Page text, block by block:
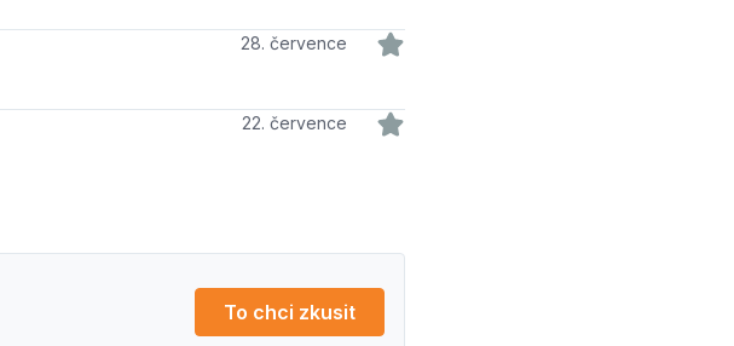
28. července
22. července
To chci zkusit